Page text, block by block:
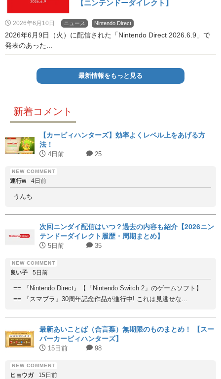
【ニンテンドーダイレクト】
2026年6月10日 ニュース Nintendo Direct
2026年6月9日（火）に配信された「Nintendo Direct 2026.6.9」で
発表のあった...
最新情報をもっと見る
新着コメント
【カービィハンターズ】効率よくレベル上をあげる方
法！
4日前 25
運行w 4日前
うんち
次回ニンダイ配信はいつ？過去の内容も紹介【2026ニン
テンドーダイレクト履歴・周期まとめ】
5日前 35
良い子 5日前
== 『Nintendo Direct』【「Nintendo Switch 2」のゲームソフト】
== 『スマブラ』30周年記念作品が進行中! これは見逃せな...
最新あいことば（合言葉）無期限のものまとめ！ 【スー
パーカービィハンターズ】
15日前 98
ヒョウガ 15日前